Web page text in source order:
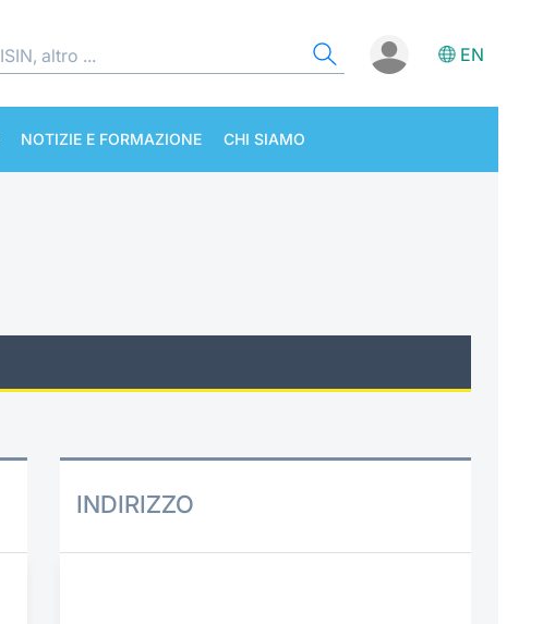
EN
NOTIZIE E FORMAZIONE CHI SIAMO
INDIRIZZO